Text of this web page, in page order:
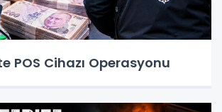
POS Cihazı Operasyonu